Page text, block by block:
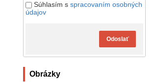
Súhlasím s spracovaním osobných
údajov
Odoslať
Obrázky